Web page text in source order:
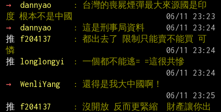
→
dannyao
: 台灣的喪屍煙彈最大來源國是印
度 根本不是中國
→
dannyao : 這是刑事局資料
推
f204137
: 都出去了 限制只能賣不能買 可
憐
推
longlongyi
: 一個都不能逃= =這很共慘
→
WenliYang
: 還得是我大中國啊！
推
f204137
: 沒開放 反而更緊縮  財產讓你出